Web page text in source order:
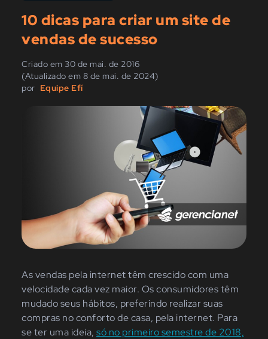
10 dicas para criar um site de
vendas de sucesso
Criado em 30 de mai. de 2016
(Atualizado em 8 de mai. de 2024)
por Equipe Efí
As vendas pela internet têm crescido com uma
velocidade cada vez maior. Os consumidores têm
mudado seus hábitos, preferindo realizar suas
compras no conforto de casa, pela internet. Para
se ter uma ideia, só no primeiro semestre de 2018,